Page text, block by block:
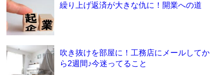
繰り上げ返済が大きな仇に！開業への道
吹き抜けを部屋に！工務店にメールしてか
ら2週間♪今迷ってること